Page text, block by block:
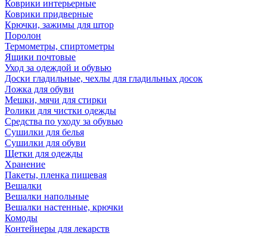
Коврики интерьерные
Коврики придверные
Крючки, зажимы для штор
Поролон
Термометры, спиртометры
Ящики почтовые
Уход за одеждой и обувью
Доски гладильные, чехлы для гладильных досок
Ложка для обуви
Мешки, мячи для стирки
Ролики для чистки одежды
Средства по уходу за обувью
Сушилки для белья
Сушилки для обуви
Щетки для одежды
Хранение
Пакеты, пленка пищевая
Вешалки
Вешалки напольные
Вешалки настенные, крючки
Комоды
Контейнеры для лекарств